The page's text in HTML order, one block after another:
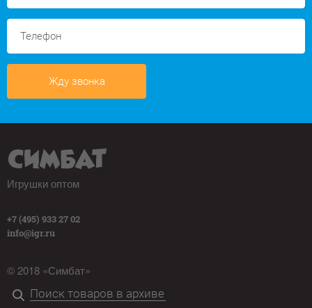
Жду звонка
Игрушки оптом
+7 (495) 933 27 02
info@igr.ru
© 2018 «Симбат»